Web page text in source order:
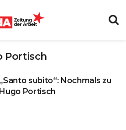
Portisch
„Santo subito“: Nochmals zu
Hugo Portisch